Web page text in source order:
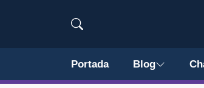
Portada Blog